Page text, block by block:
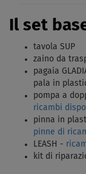
Il set
tavola SUP
zaino da
pagaia
pala in
pompa a
ricambi
pinna in
pinne di
LEASH -
kit di